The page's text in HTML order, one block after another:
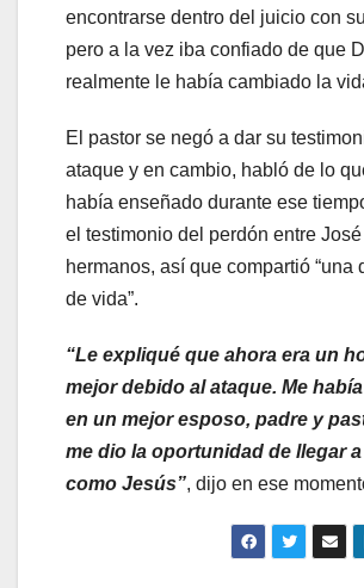
encontrarse dentro del juicio con
pero a la vez iba confiado de que
realmente le había cambiado la
El pastor se negó a dar su
ataque y en cambio, habló de lo
había enseñado durante ese
el testimonio del perdón entre
hermanos, así que compartió “una
de vida”.
“Le expliqué que ahora era un
mejor debido al ataque. Me
en un mejor esposo, padre y
me dio la oportunidad de llegar
como Jesús”, dijo en ese